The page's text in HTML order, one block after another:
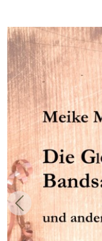
Zurück